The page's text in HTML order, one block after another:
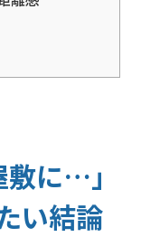
敷に…」
い結論